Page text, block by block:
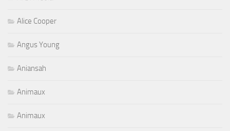
Alice Cooper
Angus Young
Aniansah
Animaux
Animaux